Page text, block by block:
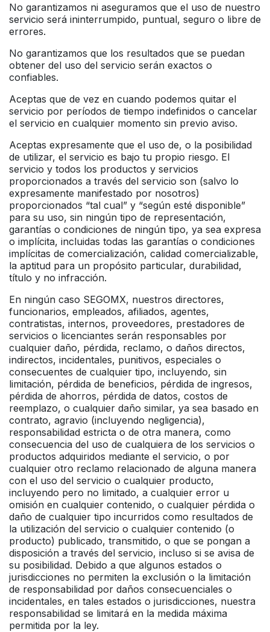
No garantizamos ni aseguramos que el uso de nuestro
servicio será ininterrumpido, puntual, seguro o libre de
errores.
No garantizamos que los resultados que se puedan
obtener del uso del servicio serán exactos o
confiables.
Aceptas que de vez en cuando podemos quitar el
servicio por períodos de tiempo indefinidos o cancelar
el servicio en cualquier momento sin previo aviso.
Aceptas expresamente que el uso de, o la posibilidad
de utilizar, el servicio es bajo tu propio riesgo. El
servicio y todos los productos y servicios
proporcionados a través del servicio son (salvo lo
expresamente manifestado por nosotros)
proporcionados “tal cual” y “según esté disponible”
para su uso, sin ningún tipo de representación,
garantías o condiciones de ningún tipo, ya sea expresa
o implícita, incluidas todas las garantías o condiciones
implícitas de comercialización, calidad comercializable,
la aptitud para un propósito particular, durabilidad,
título y no infracción.
En ningún caso SEGOMX, nuestros directores,
funcionarios, empleados, afiliados, agentes,
contratistas, internos, proveedores, prestadores de
servicios o licenciantes serán responsables por
cualquier daño, pérdida, reclamo, o daños directos,
indirectos, incidentales, punitivos, especiales o
consecuentes de cualquier tipo, incluyendo, sin
limitación, pérdida de beneficios, pérdida de ingresos,
pérdida de ahorros, pérdida de datos, costos de
reemplazo, o cualquier daño similar, ya sea basado en
contrato, agravio (incluyendo negligencia),
responsabilidad estricta o de otra manera, como
consecuencia del uso de cualquiera de los servicios o
productos adquiridos mediante el servicio, o por
cualquier otro reclamo relacionado de alguna manera
con el uso del servicio o cualquier producto,
incluyendo pero no limitado, a cualquier error u
omisión en cualquier contenido, o cualquier pérdida o
daño de cualquier tipo incurridos como resultados de
la utilización del servicio o cualquier contenido (o
producto) publicado, transmitido, o que se pongan a
disposición a través del servicio, incluso si se avisa de
su posibilidad. Debido a que algunos estados o
jurisdicciones no permiten la exclusión o la limitación
de responsabilidad por daños consecuenciales o
incidentales, en tales estados o jurisdicciones, nuestra
responsabilidad se limitará en la medida máxima
permitida por la ley.